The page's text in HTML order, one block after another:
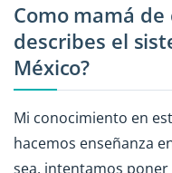
Como mamá
describes el
México?
Mi conocimiento en
hacemos enseñanza
sea, intentamos